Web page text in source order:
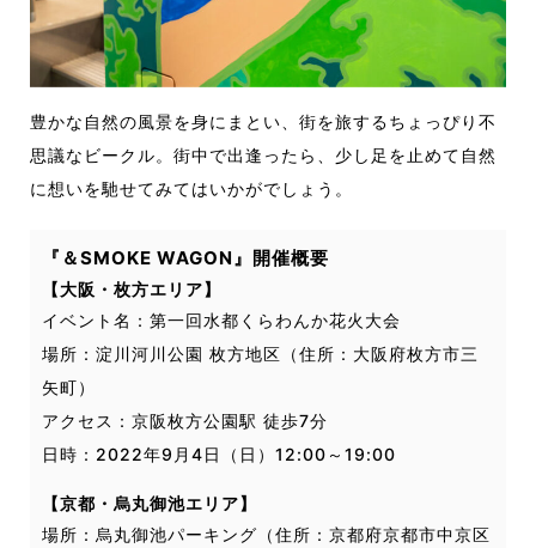
豊かな自然の風景を身にまとい、街を旅するちょっぴり不
思議なビークル。街中で出逢ったら、少し足を止めて自然
に想いを馳せてみてはいかがでしょう。
『＆SMOKE WAGON』開催概要
【大阪・枚方エリア】
イベント名：第一回水都くらわんか花火大会
場所：淀川河川公園 枚方地区（住所：大阪府枚方市三
矢町）
アクセス：京阪枚方公園駅 徒歩7分
日時：2022年9月4日（日）12:00～19:00
【京都・烏丸御池エリア】
場所：烏丸御池パーキング（住所：京都府京都市中京区